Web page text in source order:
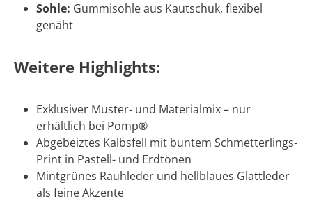
Sohle: Gummisohle aus Kautschuk, flexibel
genäht
Weitere Highlights:
Exklusiver Muster- und Materialmix – nur
erhältlich bei Pomp®
Abgebeiztes Kalbsfell mit buntem Schmetterlings-
Print in Pastell- und Erdtönen
Mintgrünes Rauhleder und hellblaues Glattleder
als feine Akzente